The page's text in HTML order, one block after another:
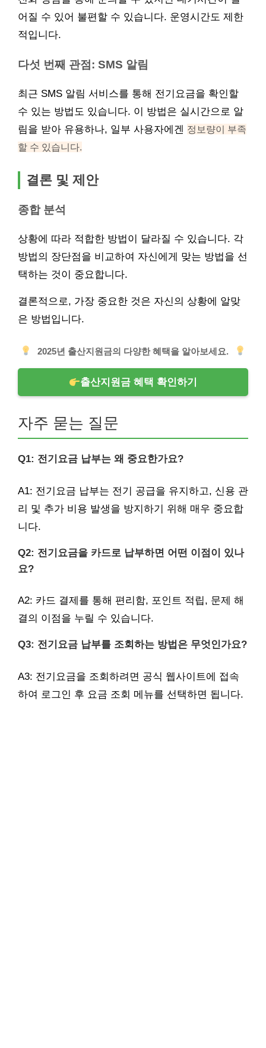
어질 수 있어 불편할 수 있습니다. 운영시간도 제한
적입니다.
다섯 번째 관점: SMS 알림
최근 SMS 알림 서비스를 통해 전기요금을 확인할
수 있는 방법도 있습니다. 이 방법은 실시간으로 알
림을 받아 유용하나, 일부 사용자에겐 정보량이 부족
할 수 있습니다.
결론 및 제안
종합 분석
상황에 따라 적합한 방법이 달라질 수 있습니다. 각
방법의 장단점을 비교하여 자신에게 맞는 방법을 선
택하는 것이 중요합니다.
결론적으로, 가장 중요한 것은 자신의 상황에 알맞
은 방법입니다.
2025년 출산지원금의 다양한 혜택을 알아보세요.
출산지원금 혜택 확인하기
자주 묻는 질문
Q1: 전기요금 납부는 왜 중요한가요?
A1: 전기요금 납부는 전기 공급을 유지하고, 신용 관
리 및 추가 비용 발생을 방지하기 위해 매우 중요합
니다.
Q2: 전기요금을 카드로 납부하면 어떤 이점이 있나
요?
A2: 카드 결제를 통해 편리함, 포인트 적립, 문제 해
결의 이점을 누릴 수 있습니다.
Q3: 전기요금 납부를 조회하는 방법은 무엇인가요?
A3: 전기요금을 조회하려면 공식 웹사이트에 접속
하여 로그인 후 요금 조회 메뉴를 선택하면 됩니다.